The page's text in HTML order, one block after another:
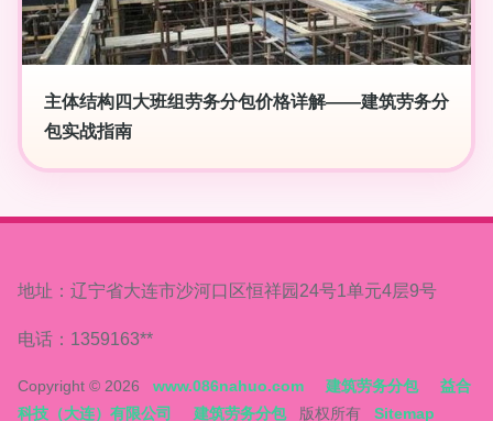
主体结构四大班组劳务分包价格详解——建筑劳务分
包实战指南
地址：辽宁省大连市沙河口区恒祥园24号1单元4层9号
电话：1359163**
Copyright © 2026 www.086nahuo.com 建筑劳务分包
益合
科技（大连）有限公司
建筑劳务分包 版权所有 Sitemap